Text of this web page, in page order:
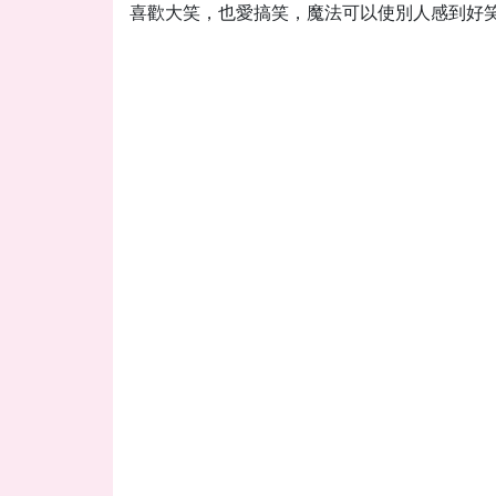
喜歡大笑，也愛搞笑，魔法可以使別人感到好